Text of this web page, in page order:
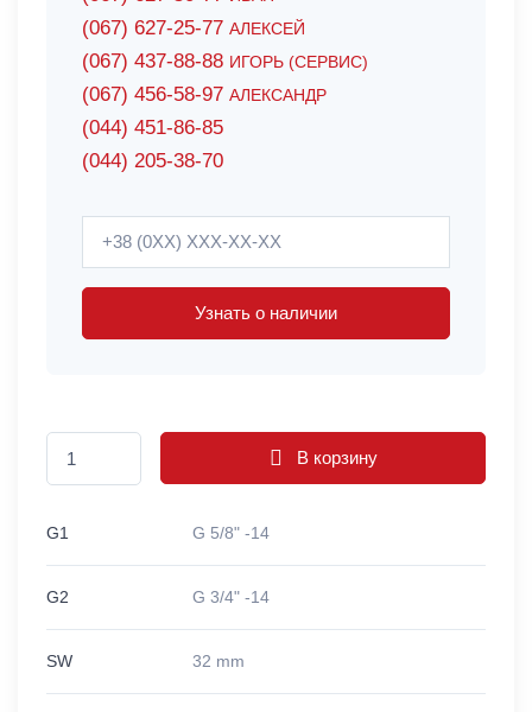
(067) 627-25-77 АЛЕКСЕЙ
(067) 437-88-88 ИГОРЬ (СЕРВИС)
(067) 456-58-97 АЛЕКСАНДР
(044) 451-86-85
(044) 205-38-70
Узнать о наличии
В корзину
G1 G 5/8" -14
G2 G 3/4" -14
SW 32 mm